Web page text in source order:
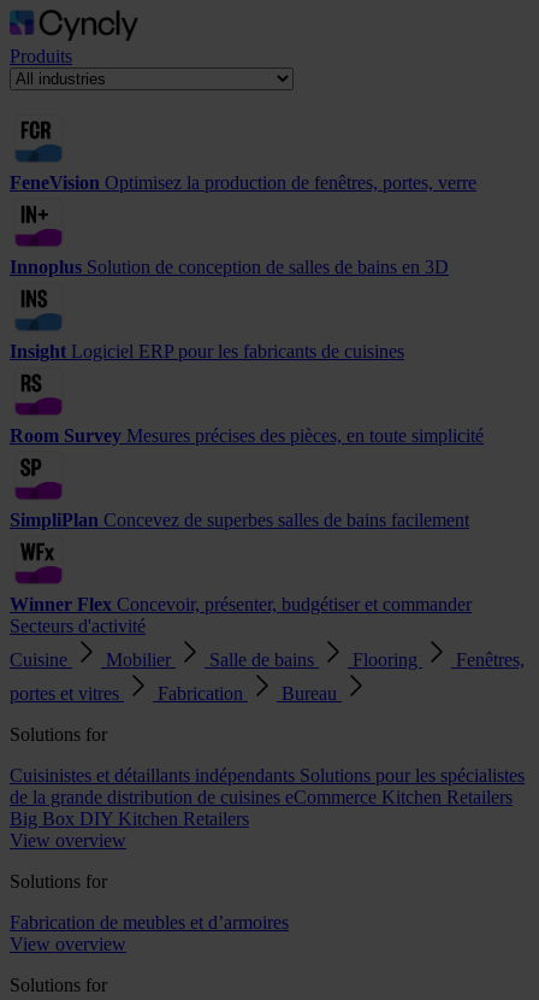
Produits
FeneVision Optimisez la production de fenêtres, portes, verre
Innoplus Solution de conception de salles de bains en 3D
Insight Logiciel ERP pour les fabricants de cuisines
Room Survey Mesures précises des pièces, en toute simplicité
SimpliPlan Concevez de superbes salles de bains facilement
Winner Flex Concevoir, présenter, budgétiser et commander
Secteurs d'activité
Cuisine
Mobilier Salle de bains Flooring
Fenêtres,
portes et vitres
Fabrication
Bureau
Solutions for
Cuisinistes et détaillants indépendants Solutions pour les spécialistes
de la grande distribution de cuisines eCommerce Kitchen Retailers
Big Box DIY Kitchen Retailers
View overview
Solutions for
Fabrication de meubles et d’armoires
View overview
Solutions for